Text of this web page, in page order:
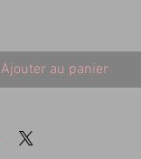
Ajouter au panier